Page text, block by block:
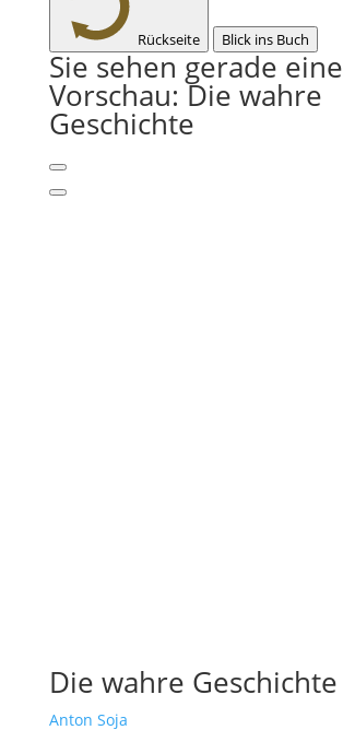
Rückseite Blick ins Buch
Sie sehen gerade eine
Vorschau:Die wahre
Geschichte
Die wahre Geschichte
Anton Soja